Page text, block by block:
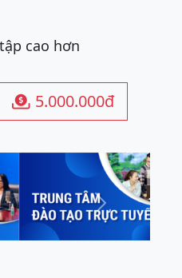
cao hơn
 5.000.000đ
Next